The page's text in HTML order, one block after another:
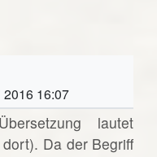
2016 16:07
lautet
Da der Begriff